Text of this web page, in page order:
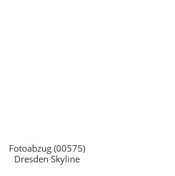
Fotoabzug (00575)
Dresden Skyline